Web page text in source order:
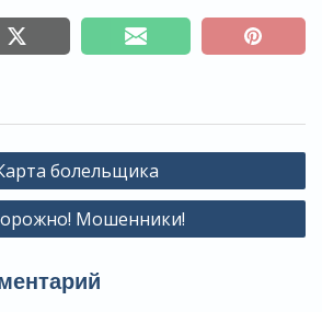
болельщика
Мошенники!